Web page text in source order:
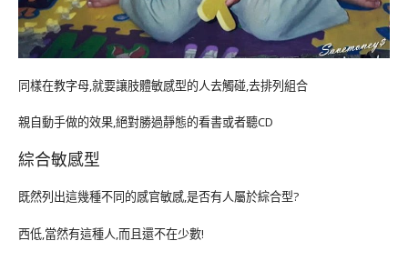
同樣在教字母,就要讓肢體敏感型的人去觸碰,去排列組合
親自動手做的效果,絕對勝過靜態的看書或者聽CD
綜合敏感型
既然列出這幾種不同的感官敏感,是否有人屬於綜合型?
西低,當然有這種人,而且還不在少數!